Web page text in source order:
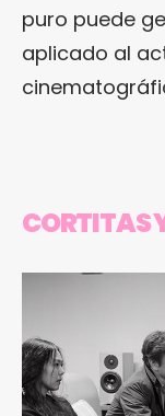
puro puede
aplicado al
CORTITAS